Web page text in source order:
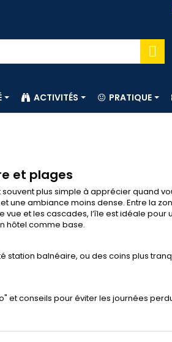

ACTIVITÉS PRATIQUE
et plages
plus simple à apprécier quand
une ambiance moins dense. Entre la
vue et les cascades, l’île est idéale pour
hôtel comme base.
station balnéaire, ou des coins plus
et conseils pour éviter les journées